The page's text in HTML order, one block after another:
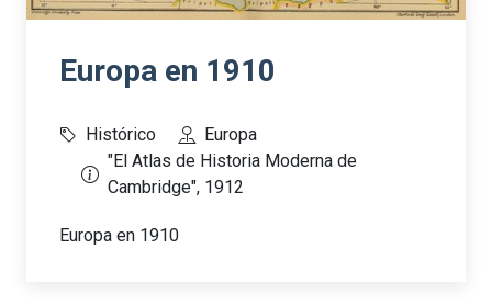
Europa en 1910
Histórico
Europa
"El Atlas de Historia Moderna de
Cambridge", 1912
Europa en 1910